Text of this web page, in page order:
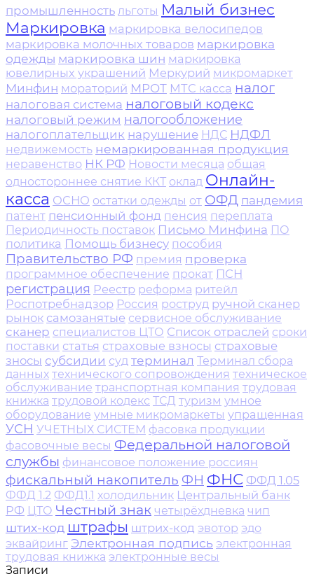
промышленность льготы Малый бизнес
Маркировка маркировка велосипедов
маркировка молочных товаров маркировка
одежды маркировка шин маркировка
ювелирных украшений Меркурий микромаркет
Минфин мораторий МРОТ МТС касса налог
налоговая система налоговый кодекс
налоговый режим налогообложение
налогоплательщик нарушение НДС НДФЛ
недвижемость немаркированная продукция
неравенство НК РФ Новости месяца общая
одностороннее снятие ККТ оклад Онлайн-
касса ОСНО остатки одежды от ОФД пандемия
патент пенсионный фонд пенсия переплата
Периодичность поставок Письмо Минфина ПО
политика Помощь бизнесу пособия
Правительство РФ премия проверка
программное обеспечение прокат ПСН
регистрация Реестр реформа ритейл
Роспотребнадзор Россия роструд ручной сканер
рынок самозанятые сервисное обслуживание
сканер специалистов ЦТО Список отраслей сроки
поставки статья страховые взносы страховые
зносы субсидии суд терминал Терминал сбора
данных технического сопровождения техническое
обслуживание транспортная компания трудовая
книжка трудовой кодекс ТСД туризм умное
оборудование умные микромаркеты упращенная
УСН УЧЕТНЫХ СИСТЕМ фасовка продукции
фасовочные весы Федеральной налоговой
службы финансовое положение россиян
фискальный накопитель ФН ФНС ФФД 1.05
ФФД 1.2 ФФД1.1 холодильник Центральный банк
РФ ЦТО Честный знак четырёхдневка чип
штих-код штрафы штрих-код эвотор эдо
эквайринг Электронная подпись электронная
трудовая книжка электронные весы
Записи